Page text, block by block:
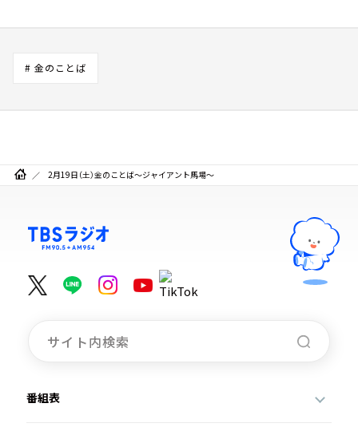
# 金のことば
2月19日（土）金のことば～ジャイアント馬場～
番組表